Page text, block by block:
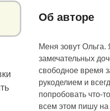
Об авторе
Меня зовут
замечательных
свободное время
рукоделием и
попробовать что-
всем этом пишу на